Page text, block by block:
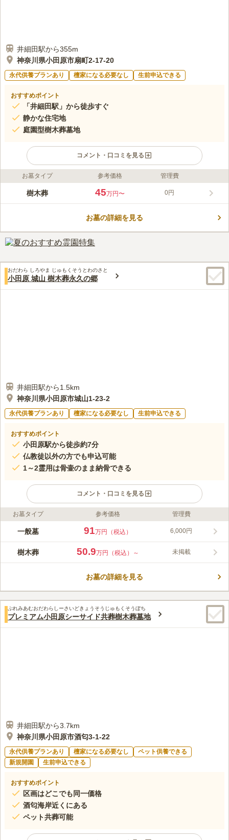
井細田駅から355m
神奈川県小田原市扇町2-17-20
永代供養プランあり 檀家になる必要なし 生前申込できる
おすすめポイント
「井細田駅」から徒歩すぐ
静かな住宅地
庭園型樹木葬墓地
コメント・口コミを見る
ライフドット編集部のコメント
神奈川県小田原市扇町の閑静な住宅地の一角にある寺院墓地で
れされた綺麗な芝生の中に埋葬することができます。 樹木葬は
に迷惑をかけたくない方におすすめです。
口コミ評価
お墓タイプ 参考価格 管理費
樹木葬 45万円〜 0円
お墓の詳細を見る
おだわら しろやま じゅもくそうとわのさと
小田原 城山 樹木葬永久の郷
井細田駅から1.5km
神奈川県小田原市城山1-23-2
永代供養プランあり 檀家になる必要なし 生前申込できる
おすすめポイント
小田原駅から徒歩約7分
仏教徒以外の方でも申込可能
1～2霊用は骨壷のまま納骨できる
コメント・口コミを見る
ライフドット編集部のコメント
小田原 城山 樹木葬永久の郷は、小田原市城山のお寺「高長寺」
物、樹高約12.1mのハクモクレンが有名でした。残念なことに枯
れてしまいましたが、現在は新たな若木が元気に枝を伸ばしてい
台と花立が設置されているので、一般墓のように墓前にお供えが
この霊園はまだ誰からも評価されていません。
お墓タイプ 参考価格 管理費
一般墓 91万円（税込） 6,000円
樹木葬 50.9万円（税込）～ 未掲載
お墓の詳細を見る
ぷれみあむおだわらしーさいどきょうそうじゅもくそうぼち
プレミアム小田原シーサイド共葬樹木葬墓地
井細田駅から3.7km
神奈川県小田原市酒匂3-1-22
永代供養プランあり 檀家になる必要なし
ペット供養できる
新規開園
生前申込できる
おすすめポイント
区画はどこでも同一価格
酒匂海岸近くにある
ペット共葬可能